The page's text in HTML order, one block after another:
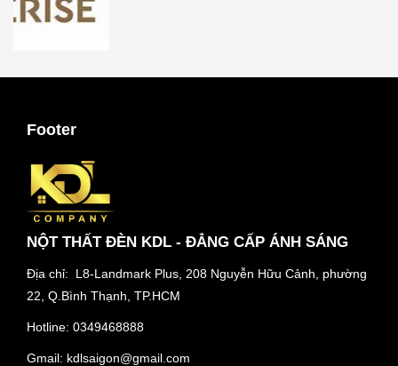
Footer
NỘT THẤT ĐÈN KDL - ĐẲNG CẤP ÁNH SÁNG
Địa chỉ: L8-Landmark Plus, 208 Nguyễn Hữu Cảnh, phường
22, Q.Bình Thạnh, TP.HCM
Hotline: 0349468888
Gmail: kdlsaigon@gmail.com